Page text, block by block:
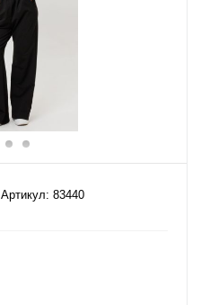
Артикул: 83440